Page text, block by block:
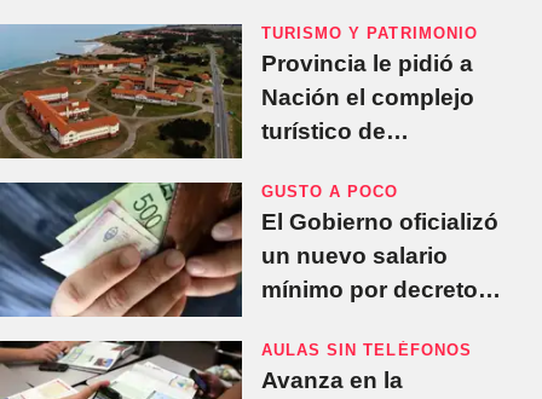
TURISMO Y PATRIMONIO
Provincia le pidió a
Nación el complejo
turístico de
"debacle" que vive el
turismo
GUSTO A POCO
El Gobierno oficializó
un nuevo salario
mínimo por decreto:
forma se paga?
AULAS SIN TELÉFONOS
Avanza en la